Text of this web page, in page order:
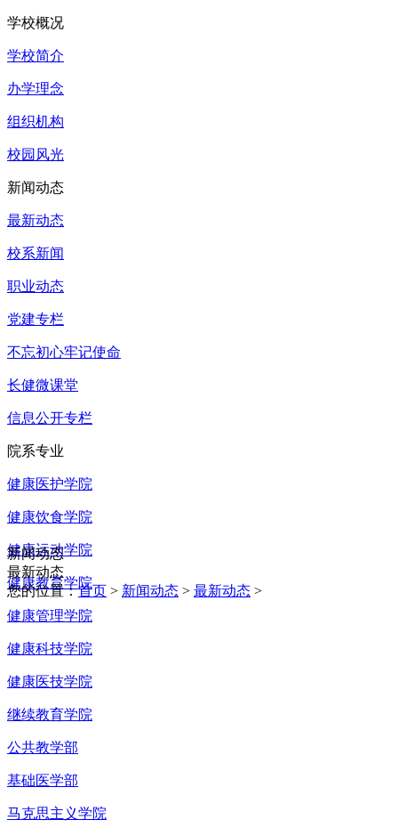
学校概况
学校简介
办学理念
组织机构
校园风光
新闻动态
最新动态
校系新闻
职业动态
党建专栏
不忘初心牢记使命
长健微课堂
信息公开专栏
院系专业
健康医护学院
健康饮食学院
健康运动学院
健康教育学院
健康管理学院
健康科技学院
健康医技学院
继续教育学院
公共教学部
基础医学部
马克思主义学院
新闻动态
最新动态
您的位置：首页 > 新闻动态 > 最新动态 >